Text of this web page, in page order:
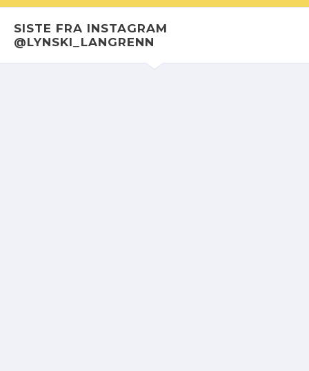
SISTE FRA INSTAGRAM
@LYNSKI_LANGRENN